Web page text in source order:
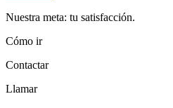
Nuestra meta: tu satisfacción.
Cómo ir
Contactar
Llamar